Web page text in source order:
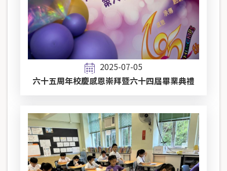
2025-07-05
六十五周年校慶感恩崇拜暨六十四屆畢業典禮